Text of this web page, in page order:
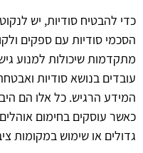
כדי להבטיח סודיות, יש
הסכמי סודיות עם ספקים
מתקדמות שיכולות למנוע
עובדים בנושא סודיות
המידע הרגיש. כל אלו הם
כאשר עוסקים בחימום
גדולים או שימוש במקומות